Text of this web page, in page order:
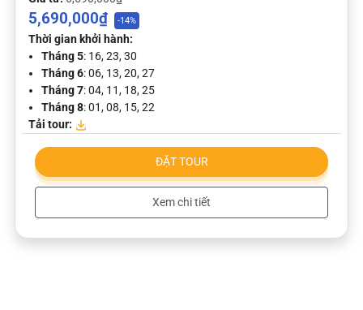
5,690,000₫ -14%
Thời gian khởi hành:
Tháng 5: 16, 23, 30
Tháng 6: 06, 13, 20, 27
Tháng 7: 04, 11, 18, 25
Tháng 8: 01, 08, 15, 22
Tải tour:
ĐẶT TOUR
Xem chi tiết